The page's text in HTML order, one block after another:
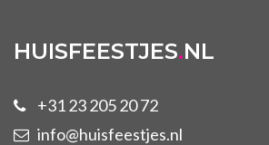
HUISFEESTJES.NL
+31 23 205 20 72
info@huisfeestjes.nl